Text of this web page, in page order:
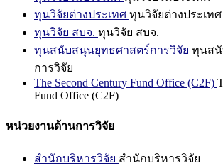
ทุนวิจัยต่างประเทศ ทุนวิจัยต่างประเทศ
ทุนวิจัย สบจ. ทุนวิจัย สบจ.
ทุนสนับสนุนยุทธศาสตร์การวิจัย ทุนสนั
การวิจัย
The Second Century Fund Office (C2F)
Fund Office (C2F)
หน่วยงานด้านการวิจัย
สำนักบริหารวิจัย สำนักบริหารวิจัย